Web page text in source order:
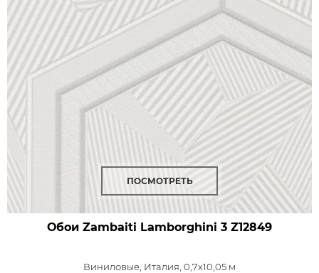
ПОСМОТРЕТЬ
Обои Zambaiti Lamborghini 3 Z12849
Виниловые, Италия, 0,7x10,05 м